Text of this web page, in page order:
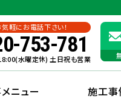
軽にお電話下さい！
753-781
水曜定休) 土日祝も営業
ニュー 施工事